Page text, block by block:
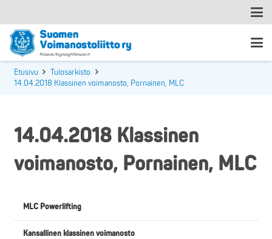
Etusivu
Tulosarkisto
14.04.2018 Klassinen voimanosto, Pornainen, MLC
14.04.2018 Klassinen
voimanosto, Pornainen, MLC
MLC Powerlifting
Kansallinen klassinen voimanosto